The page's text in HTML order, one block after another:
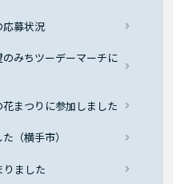
応募状況
のみちツーデーマーチに
花まつりに参加しました
（横手市）
りました